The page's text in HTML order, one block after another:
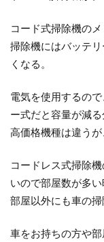
コード式掃除機の
掃除機にはバッテ
くなる。
電気を使用するの
ー式だと容量が減
高価格機種は違うが
コードレス式掃除
いので部屋数が多
部屋以外にも車の掃
車をお持ちの方や